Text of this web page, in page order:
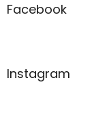
Facebook
Instagram